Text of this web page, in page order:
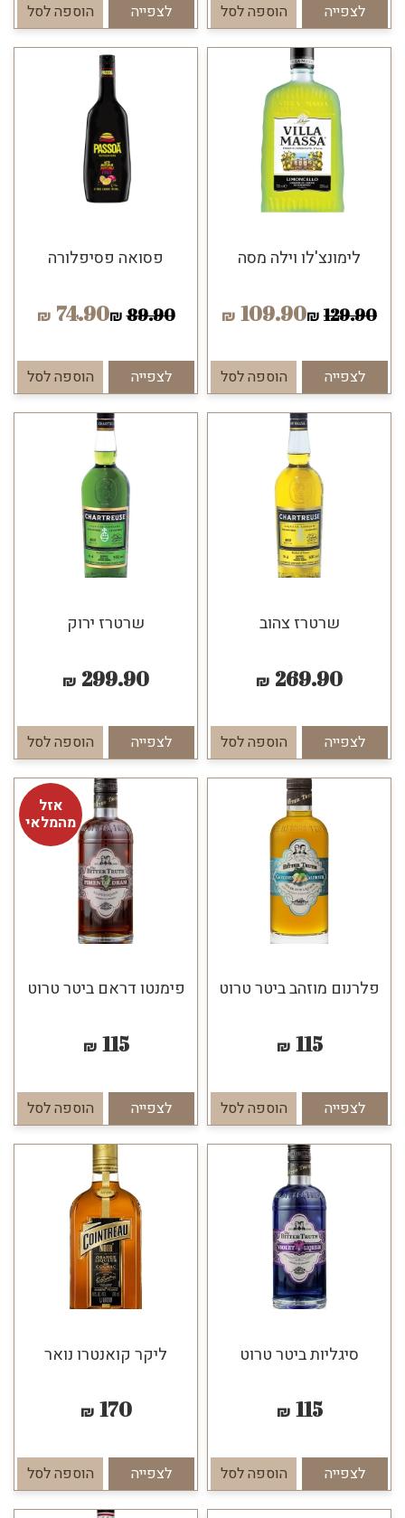
לצפייה הוספה לסל לצפייה הוספה לסל
לימונצ'לו וילה מסה
129.90
₪
109.90
₪
לצפייה הוספה לסל
פסואה פסיפלורה
89.90
₪
74.90
₪
לצפייה הוספה לסל
שרטרז צהוב
269.90
₪
לצפייה הוספה לסל
שרטרז ירוק
299.90
₪
לצפייה הוספה לסל
פלרנום מוזהב ביטר טרוט
115
₪
לצפייה הוספה לסל
אזל
מהמלאי
פימנטו דראם ביטר טרוט
115
₪
לצפייה הוספה לסל
סיגליות ביטר טרוט
115
₪
לצפייה הוספה לסל
ליקר קואנטרו נואר
170
₪
לצפייה הוספה לסל